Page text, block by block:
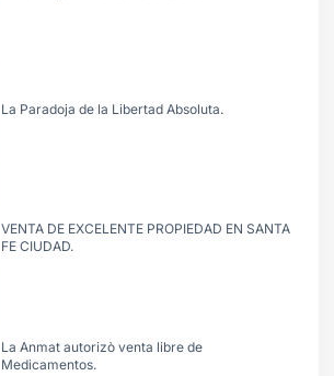
La Paradoja de la Libertad Absoluta.
VENTA DE EXCELENTE PROPIEDAD EN SANTA
FE CIUDAD.
La Anmat autorizò venta libre de
Medicamentos.